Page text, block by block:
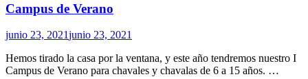
Campus de Verano
junio 23, 2021junio 23, 2021
Hemos tirado la casa por la ventana, y este año tendremos nuestro I
Campus de Verano para chavales y chavalas de 6 a 15 años. …